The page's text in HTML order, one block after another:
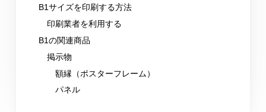
B1サイズを印刷する方法
印刷業者を利用する
B1の関連商品
掲示物
額縁（ポスターフレーム）
パネル